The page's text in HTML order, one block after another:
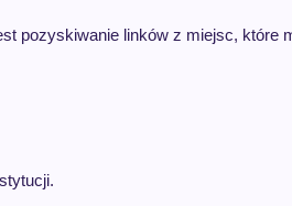
pozyskiwanie linków z miejsc, które